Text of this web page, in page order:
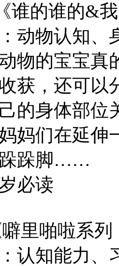
的谁的&我
物认知、
的宝宝真
获，还可以
的身体部位
妈们在延伸
跺跺脚……
读
啪啦系列
知能力、